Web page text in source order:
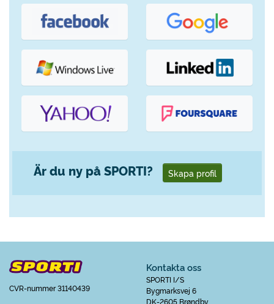
Är du ny på SPORTI? Skapa profil
CVR-nummer 31140439
Kontakta oss
SPORTI I/S
Bygmarksvej 6
DK-2605 Brøndby